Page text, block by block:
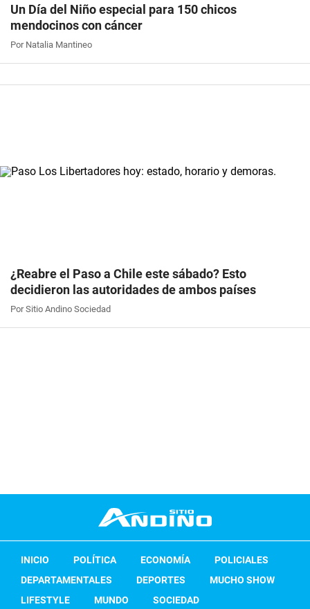
Un Día del Niño especial para 150 chicos
mendocinos con cáncer
Por Natalia Mantineo
¿Reabre el Paso a Chile este sábado? Esto
decidieron las autoridades de ambos países
Por Sitio Andino Sociedad
INICIO POLÍTICA ECONOMÍA
POLICIALES
DEPARTAMENTALES
DEPORTES
MUCHO SHOW
LIFESTYLE
MUNDO SOCIEDAD